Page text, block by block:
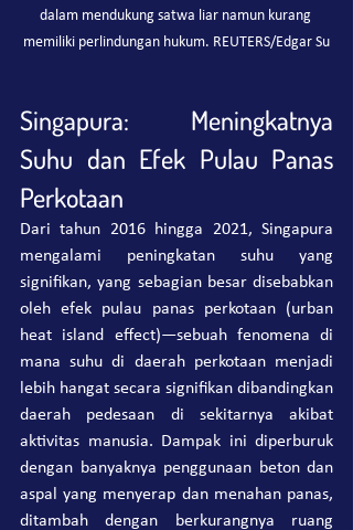
dalam mendukung satwa liar namun kurang
memiliki perlindungan hukum. REUTERS/Edgar Su
Singapura: Meningkatnya
Suhu dan Efek Pulau Panas
Perkotaan
Dari tahun 2016 hingga 2021, Singapura
mengalami peningkatan suhu yang
signifikan, yang sebagian besar disebabkan
oleh efek pulau panas perkotaan (urban
heat island effect)—sebuah fenomena di
mana suhu di daerah perkotaan menjadi
lebih hangat secara signifikan dibandingkan
daerah pedesaan di sekitarnya akibat
aktivitas manusia. Dampak ini diperburuk
dengan banyaknya penggunaan beton dan
aspal yang menyerap dan menahan panas,
ditambah dengan berkurangnya ruang